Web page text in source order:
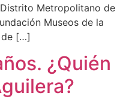
Metropolitano de
Museos de la
de […]
¿Quién